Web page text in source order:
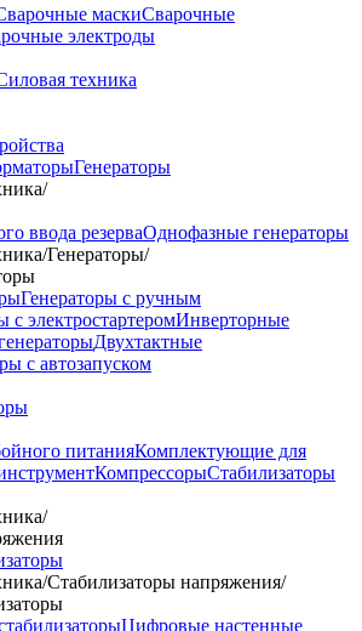
маскиСварочные
электроды
Генераторы
/
ввода резерваОднофазные генераторы
/Генераторы/
Генераторы с ручным
с электростартеромИнверторные
Двухтактные
с автозапуском
питанияКомплектующие для
КомпрессорыСтабилизаторы
/
/Стабилизаторы напряжения/
Цифровые настенные